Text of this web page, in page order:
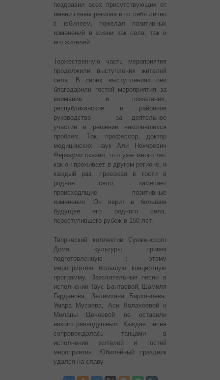
поздравил всех присутствующих от
имени главы региона и от себя лично
с юбилеем, пожелал позитивных
изменений в жизни как села, так и
его жителей.
Торжественную часть мероприятия
продолжили выступления жителей
села. В своих выступлениях они
благодарили гостей мероприятия за
внимание и пожелания,
республиканское и районное
руководство — за деятельное
участие в решении накопившихся
проблем. Так, профессор, доктор
медицинских наук Али Нохчоевич
Ферзаули сказал, что уже много лет
как он проживает в другом регионе, и
каждый раз, приезжая в гости в
родное село, замечает
происходящие позитивные
изменения. Он верит в большое
будущее его родного села,
переступившего рубеж в 150 лет.
Творческий коллектив Сунженского
Дома культуры привез
подготовленную к этому
мероприятию большую концертную
программу. Зажигательные песни в
исполнении Таус Бантаевой, Шамиля
Гарданова, Зелимхана Барханоева,
Умара Мусаева, Аси Лолахоевой и
Миланы Цечоевой не оставили
никого равнодушным. Каждая песня
сопровождалась танцами в
исполнении жителей и гостей
мероприятия. Юбилейный праздник
удался на славу.